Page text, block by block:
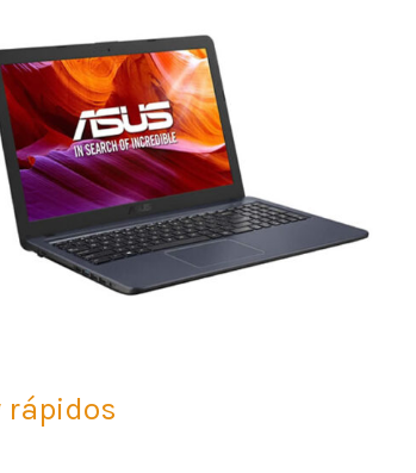
rápidos